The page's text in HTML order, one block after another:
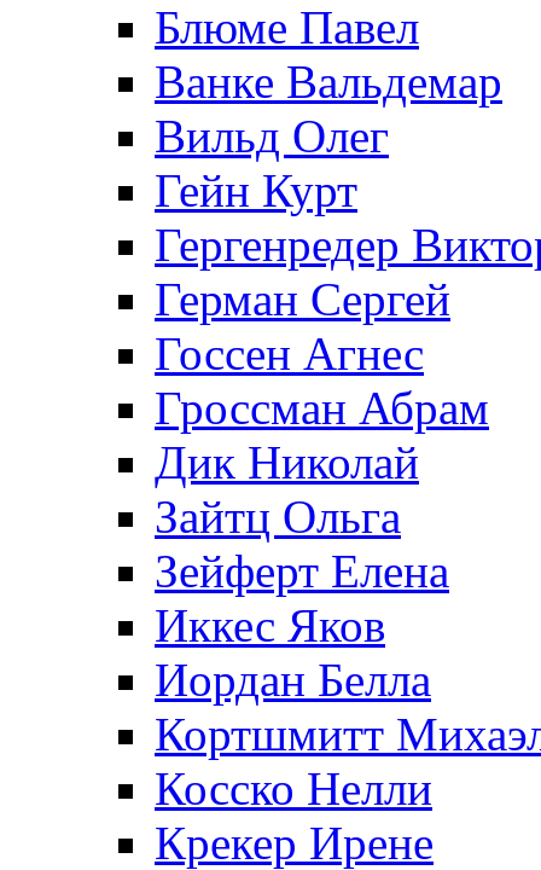
Блюме Павел
Ванке Вальдемар
Вильд Олег
Гейн Курт
Гергенредер
Герман Сергей
Госсен Агнес
Гроссман Абрам
Дик Николай
Зайтц Ольга
Зейферт Елена
Иккес Яков
Иордан Белла
Кортшмитт
Косско Нелли
Крекер Ирене